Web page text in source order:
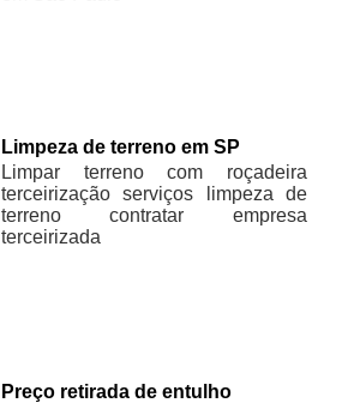
Limpeza de terreno em SP
Limpar terreno com roçadeira
terceirização serviços limpeza de
terreno contratar empresa
terceirizada
Preço retirada de entulho